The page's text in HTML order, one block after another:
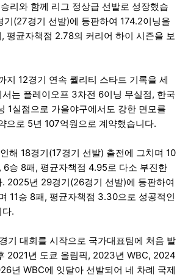
리와 함께 리그 정상급 선발로 성장했습
(27경기 선발)에 등판하여 174.2이닝을
평균자책점 2.78의 커리어 하이 시즌을 보
지 12경기 연속 퀄리티 스타트 기록을 세
는 플레이오프 3차전 6이닝 무실점, 한국
1실점으로 가을야구에서도 강한 면모를
으로 5년 107억원으로 계약했습니다.
해 18경기(17경기 선발) 출전에 그치며 10
6승 8패, 평균자책점 4.95로 다소 부진한
2025년 29경기(26경기 선발)에 등판하여
11승 8패, 평균자책점 3.30으로 성공적인
.
기 대회를 시작으로 국가대표팀에 처음 발
2021년 도쿄 올림픽, 2023년 WBC, 2024
년 WBC에 잇달아 선발되어 네 차례 국제